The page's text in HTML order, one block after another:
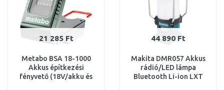
21 285 Ft
Metabo BSA 18-1000
Akkus építkezési
fényvető (18V/akku és
44 890 Ft
Makita DMR057 Akkus
rádió/LED lámpa
Bluetooth Li-ion LXT